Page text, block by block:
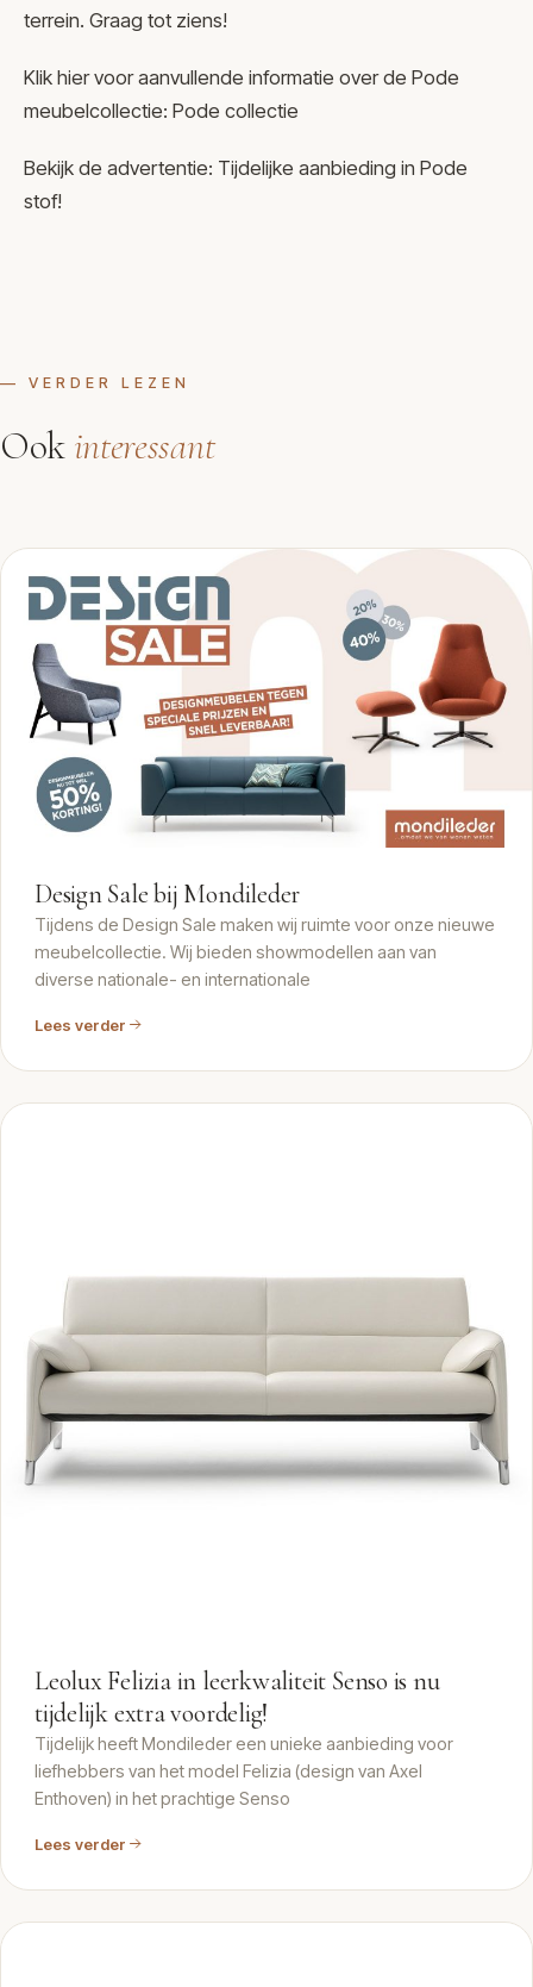
terrein. Graag tot ziens!
Klik hier voor aanvullende informatie over de Pode
meubelcollectie: Pode collectie
Bekijk de advertentie: Tijdelijke aanbieding in Pode
stof!
— VERDER LEZEN
Ook interessant
Design Sale bij Mondileder
Tijdens de Design Sale maken wij ruimte voor onze nieuwe
meubelcollectie. Wij bieden showmodellen aan van
diverse nationale- en internationale
Lees verder
Leolux Felizia in leerkwaliteit Senso is nu
tijdelijk extra voordelig!
Tijdelijk heeft Mondileder een unieke aanbieding voor
liefhebbers van het model Felizia (design van Axel
Enthoven) in het prachtige Senso
Lees verder